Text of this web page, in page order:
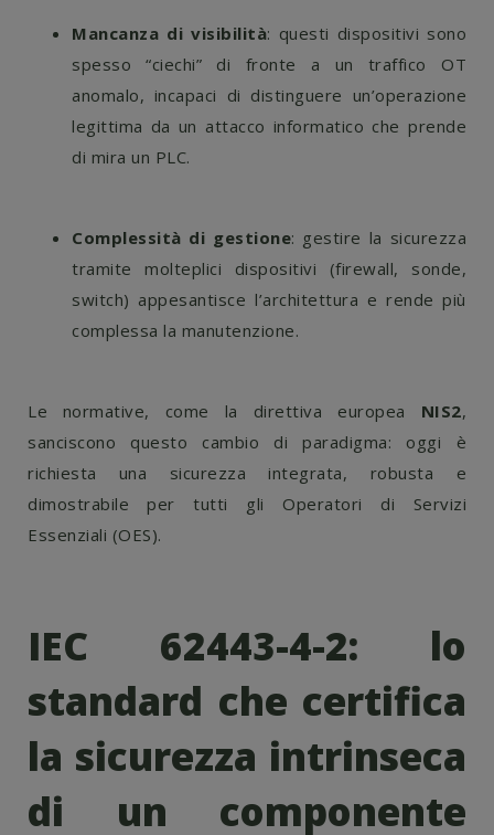
Mancanza di visibilità: questi dispositivi sono
spesso “ciechi” di fronte a un traffico OT
anomalo, incapaci di distinguere un’operazione
legittima da un attacco informatico che prende
di mira un PLC.
Complessità di gestione: gestire la sicurezza
tramite molteplici dispositivi (firewall, sonde,
switch) appesantisce l’architettura e rende più
complessa la manutenzione.
Le normative, come la direttiva europea NIS2,
sanciscono questo cambio di paradigma: oggi è
richiesta una sicurezza integrata, robusta e
dimostrabile per tutti gli Operatori di Servizi
Essenziali (OES).
IEC 62443-4-2: lo
standard che certifica
la sicurezza intrinseca
di un componente